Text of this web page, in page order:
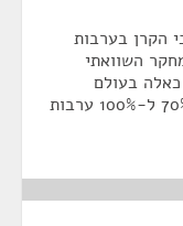
הקרן בערבות
השוואתי
בעולם
המערבי מעמידות ערבות מדינה של בין 70% ל-100% ערבות